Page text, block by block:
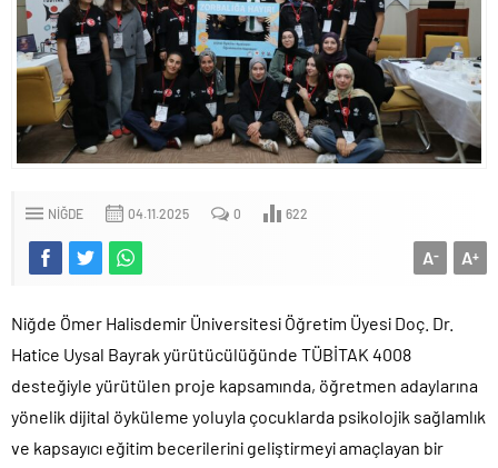
NIĞDE 04.11.2025 0 622
A+
A-
Niğde Ömer Halisdemir Üniversitesi Öğretim Üyesi Doç. Dr.
Hatice Uysal Bayrak yürütücülüğünde TÜBİTAK 4008
desteğiyle yürütülen proje kapsamında, öğretmen adaylarına
yönelik dijital öyküleme yoluyla çocuklarda psikolojik sağlamlık
ve kapsayıcı eğitim becerilerini geliştirmeyi amaçlayan bir